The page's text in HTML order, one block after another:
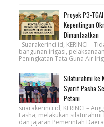
Proyek P3-
Kepentingan
Dimanfaatkan
Suarakerinci.id, KERINCI –
bangunan irigasi,
Peningkatan Tata Guna Air
Silaturahmi ke
Syarif Pasha
Petani
suarakerinci.id, KERINCI –
Fasha, melakukan
dan jajaran Pemerintah